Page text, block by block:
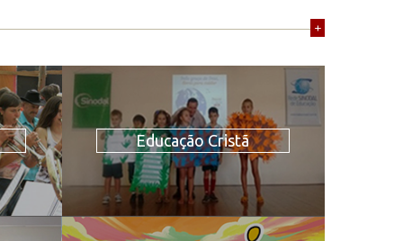
+
Educação Cristã